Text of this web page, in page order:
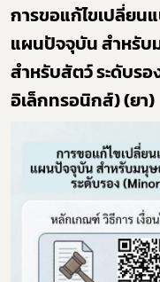
การขอแก้ไขเปลี่ยน
แผนปัจจุบัน สำหรับ
สำหรับสัตว์ ระดับร
อิเล็กทรอนิกส์) (ยา)